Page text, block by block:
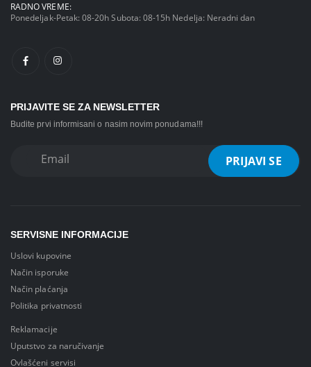
RADNO VREME:
Ponedeljak-Petak: 08-20h Subota: 08-15h Nedelja: Neradni dan
PRIJAVITE SE ZA NEWSLETTER
Budite prvi informisani o nasim novim ponudama!!!
SERVISNE INFORMACIJE
Uslovi kupovine
Način isporuke
Način plaćanja
Politika privatnosti
Reklamacije
Uputstvo za naručivanje
Ovlašćeni servisi